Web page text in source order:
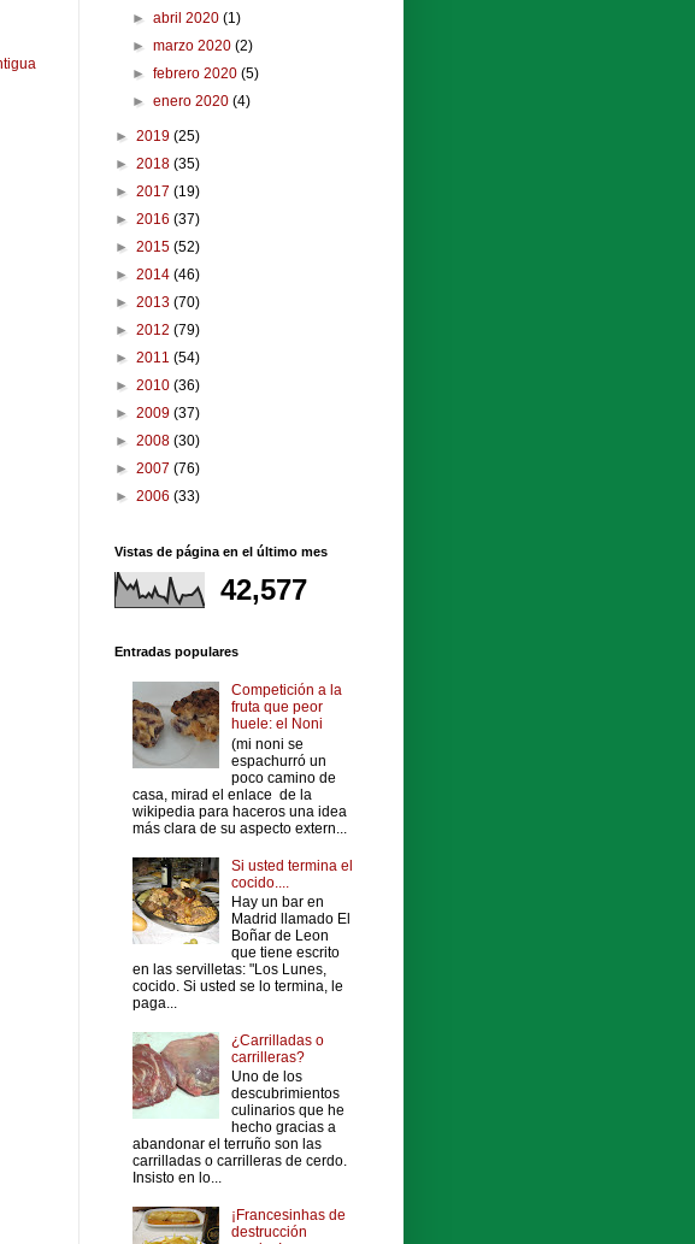
►abril 2020(1)
►marzo 2020(2)
►febrero 2020(5)
►enero 2020(4)
► 2019 (25)
► 2018 (35)
► 2017 (19)
► 2016 (37)
► 2015 (52)
► 2014 (46)
► 2013 (70)
► 2012 (79)
► 2011 (54)
► 2010 (36)
► 2009 (37)
► 2008 (30)
► 2007 (76)
► 2006 (33)
Vistas de página en el último mes
42,577
Entradas populares
Competición a la
fruta que peor
huele: el Noni
(mi noni se
espachurró un
poco camino de
casa, mirad el enlace de la
wikipedia para haceros una idea
más clara de su aspecto extern...
Si usted termina el
cocido....
Hay un bar en
Madrid llamado El
Boñar de Leon
que tiene escrito
en las servilletas: "Los Lunes,
cocido. Si usted se lo termina, le
paga...
¿Carrilladas o
carrilleras?
Uno de los
descubrimientos
culinarios que he
hecho gracias a
abandonar el terruño son las
carrilladas o carrilleras de cerdo.
Insisto en lo...
¡Francesinhas de
destrucción